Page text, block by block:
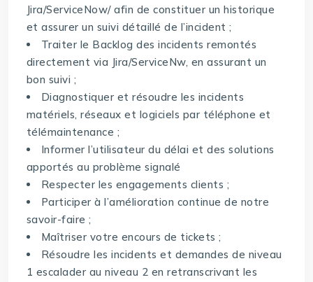
Jira/ServiceNow/ afin de constituer un historique
et assurer un suivi détaillé de l’incident ;
Traiter le Backlog des incidents remontés
directement via Jira/ServiceNw, en assurant un
bon suivi ;
Diagnostiquer et résoudre les incidents
matériels, réseaux et logiciels par téléphone et
télémaintenance ;
Informer l’utilisateur du délai et des solutions
apportés au problème signalé
Respecter les engagements clients ;
Participer à l’amélioration continue de notre
savoir-faire ;
Maîtriser votre encours de tickets ;
Résoudre les incidents et demandes de niveau
1 escalader au niveau 2 en retranscrivant les